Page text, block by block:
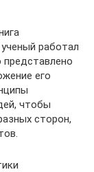
работал
его
чтобы
сторон,